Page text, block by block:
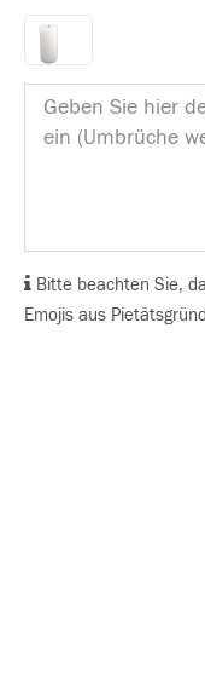
Bitte beachten Sie,
Emojis aus